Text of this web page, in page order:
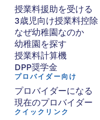
授業料援助を受ける
3歳児向け授業料控除
なぜ幼稚園なのか
幼稚園を探す
授業料計算機
DPP奨学金
プロバイダー向け
プロバイダーになる
現在のプロバイダー
クイックリンク